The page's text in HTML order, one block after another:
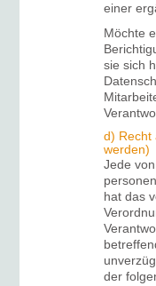
einer
Möchte
sie sich
d) Recht
werden)
Jede
hat das
der